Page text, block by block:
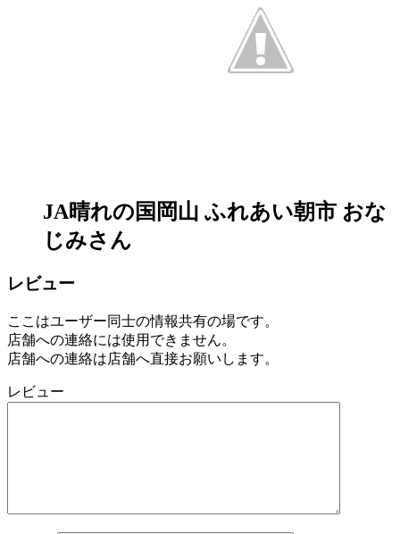
JA晴れの国岡山 ふれあい朝市 おな
じみさん
レビュー
ここはユーザー同士の情報共有の場です。
店舗への連絡には使用できません。
店舗への連絡は店舗へ直接お願いします。
レビュー